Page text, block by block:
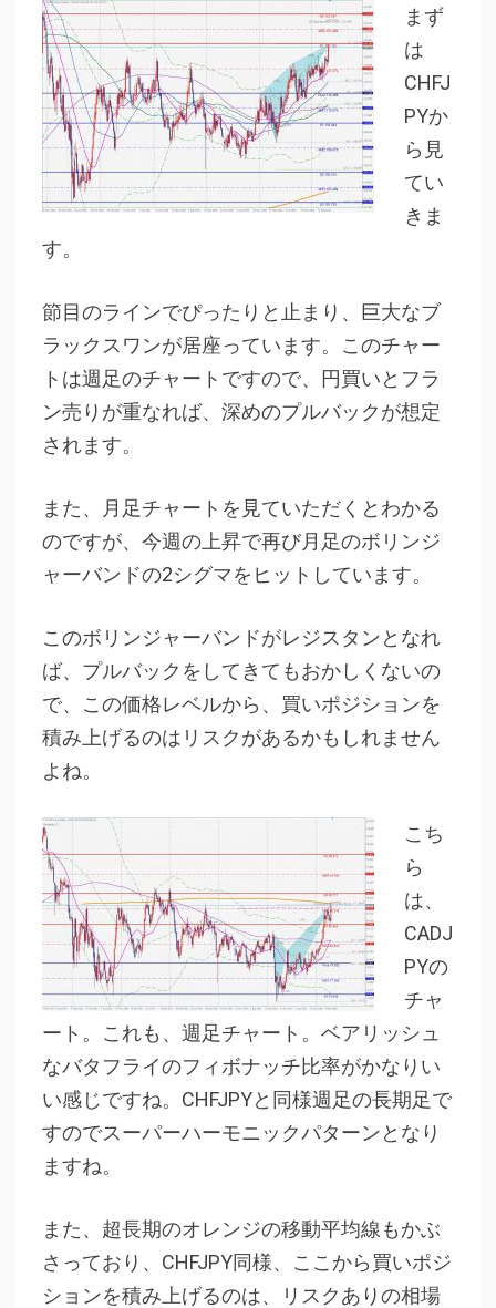
まず
は
CHFJ
PYか
ら見
てい
きま
す。
節目のラインでぴったりと止まり、巨大なブ
ラックスワンが居座っています。このチャー
トは週足のチャートですので、円買いとフラ
ン売りが重なれば、深めのプルバックが想定
されます。
また、月足チャートを見ていただくとわかる
のですが、今週の上昇で再び月足のボリンジ
ャーバンドの2シグマをヒットしています。
このボリンジャーバンドがレジスタンとなれ
ば、プルバックをしてきてもおかしくないの
で、この価格レベルから、買いポジションを
積み上げるのはリスクがあるかもしれません
よね。
こち
ら
は、
CADJ
PYの
チャ
ート。これも、週足チャート。ベアリッシュ
なバタフライのフィボナッチ比率がかなりい
い感じですね。CHFJPYと同様週足の長期足で
すのでスーパーハーモニックパターンとなり
ますね。
また、超長期のオレンジの移動平均線もかぶ
さっており、CHFJPY同様、ここから買いポジ
ションを積み上げるのは、リスクありの相場